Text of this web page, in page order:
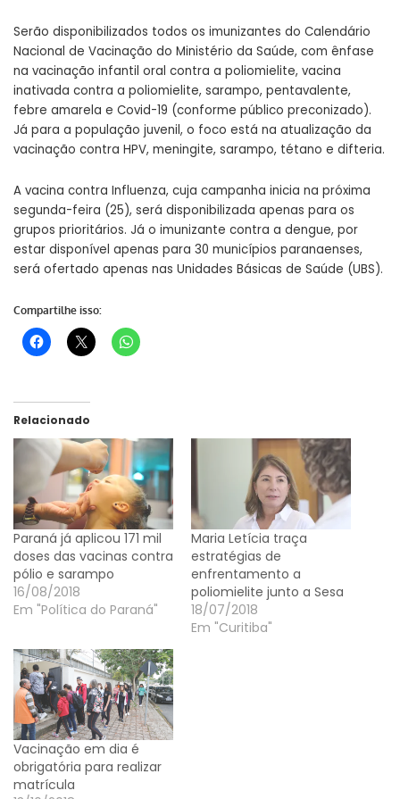
Serão disponibilizados todos os imunizantes do Calendário
Nacional de Vacinação do Ministério da Saúde, com ênfase
na vacinação infantil oral contra a poliomielite, vacina
inativada contra a poliomielite, sarampo, pentavalente,
febre amarela e Covid-19 (conforme público preconizado).
Já para a população juvenil, o foco está na atualização da
vacinação contra HPV, meningite, sarampo, tétano e difteria.
A vacina contra Influenza, cuja campanha inicia na próxima
segunda-feira (25), será disponibilizada apenas para os
grupos prioritários. Já o imunizante contra a dengue, por
estar disponível apenas para 30 municípios paranaenses,
será ofertado apenas nas Unidades Básicas de Saúde (UBS).
Compartilhe isso:
Relacionado
Paraná já aplicou 171 mil
doses das vacinas contra
pólio e sarampo
16/08/2018
Em "Política do Paraná"
Maria Letícia traça
estratégias de
enfrentamento a
poliomielite junto a Sesa
18/07/2018
Em "Curitiba"
Vacinação em dia é
obrigatória para realizar
matrícula